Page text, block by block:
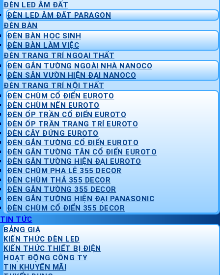
ĐÈN LED ÂM ĐẤT
ĐÈN LED ÂM ĐẤT PARAGON
ĐÈN BÀN
ĐÈN BÀN HỌC SINH
ĐÈN BÀN LÀM VIỆC
ĐÈN TRANG TRÍ NGOẠI THẤT
ĐÈN GẮN TƯỜNG NGOÀI NHÀ NANOCO
ĐÈN SÂN VƯỜN HIỆN ĐẠI NANOCO
ĐÈN TRANG TRÍ NỘI THẤT
ĐÈN CHÙM CỔ ĐIỂN EUROTO
ĐÈN CHÙM NẾN EUROTO
ĐÈN ỐP TRẦN CỔ ĐIỂN EUROTO
ĐÈN ỐP TRẦN TRANG TRÍ EUROTO
ĐÈN CÂY ĐỨNG EUROTO
ĐÈN GẮN TƯỜNG CỔ ĐIỂN EUROTO
ĐÈN GẮN TƯỜNG TÂN CỔ ĐIỂN EUROTO
ĐÈN GẮN TƯỜNG HIỆN ĐẠI EUROTO
ĐÈN CHÙM PHA LÊ 355 DECOR
ĐÈN CHÙM THẢ 355 DECOR
ĐÈN GẮN TƯỜNG 355 DECOR
ĐÈN GẮN TƯỜNG HIỆN ĐẠI PANASONIC
ĐÈN CHÙM CỔ ĐIỂN 355 DECOR
TIN TỨC
BẢNG GIÁ
KIẾN THỨC ĐÈN LED
KIẾN THỨC THIẾT BỊ ĐIỆN
HOẠT ĐỘNG CÔNG TY
TIN KHUYẾN MÃI